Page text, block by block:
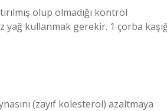
olup olmadığı kontrol
kullanmak gerekir. 1 çorba
(zayıf kolesterol) azaltmaya